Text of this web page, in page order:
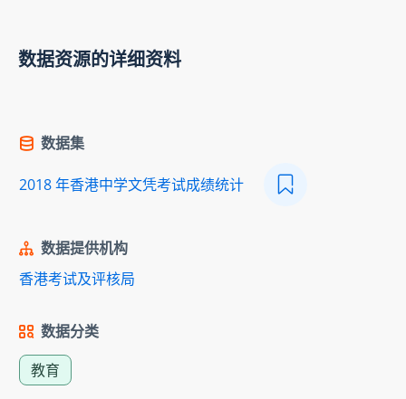
数据资源的详细资料
数据集
2018 年香港中学文凭考试成绩统计
数据提供机构
香港考试及评核局
数据分类
教育